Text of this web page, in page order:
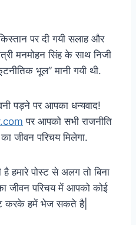
पर दी गयी सलाह और
मनमोहन सिंह के साथ निजी
भूल” मानी गयी थी.
पड़ने पर आपका धन्यवाद!
पर आपको सभी राजनीति
जीवन परिचय मिलेगा.
हमारे पोस्ट से अलग तो बिना
जीवन परिचय में आपको कोई
करके हमें भेज सकते है|